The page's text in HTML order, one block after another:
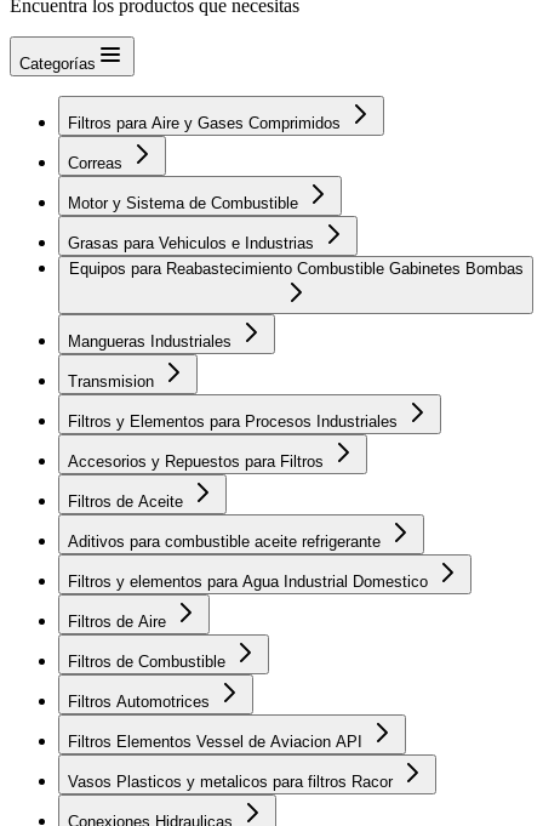
Encuentra los productos que necesitas
Categorías
Filtros para Aire y Gases Comprimidos
Correas
Motor y Sistema de Combustible
Grasas para Vehiculos e Industrias
Equipos para Reabastecimiento Combustible Gabinetes Bombas
Mangueras Industriales
Transmision
Filtros y Elementos para Procesos Industriales
Accesorios y Repuestos para Filtros
Filtros de Aceite
Aditivos para combustible aceite refrigerante
Filtros y elementos para Agua Industrial Domestico
Filtros de Aire
Filtros de Combustible
Filtros Automotrices
Filtros Elementos Vessel de Aviacion API
Vasos Plasticos y metalicos para filtros Racor
Conexiones Hidraulicas